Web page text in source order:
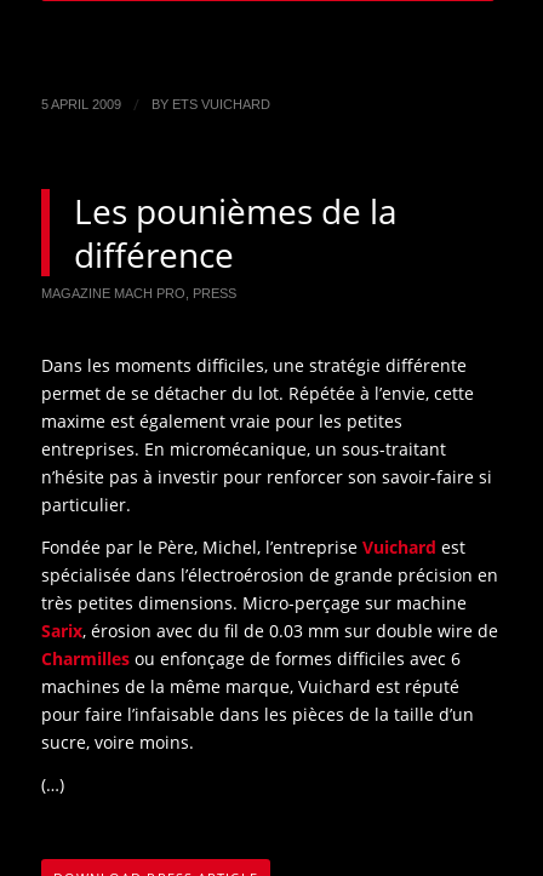
5 APRIL 2009 / BY ETS VUICHARD
Les pounièmes de la
différence
MAGAZINE MACH PRO PRESS
Dans les moments difficiles, une stratégie différente
permet de se détacher du lot. Répétée à l’envie, cette
maxime est également vraie pour les petites
entreprises. En micromécanique, un sous-traitant
n’hésite pas à investir pour renforcer son savoir-faire si
particulier.
Fondée par le Père, Michel, l’entreprise Vuichard est
spécialisée dans l’électroérosion de grande précision en
très petites dimensions. Micro-perçage sur machine
Sarix, érosion avec du fil de 0.03 mm sur double wire de
Charmillesou enfonçage de formes difficiles avec 6
machines de la même marque, Vuichard est réputé
pour faire l’infaisable dans les pièces de la taille d’un
sucre, voire moins.
(…)